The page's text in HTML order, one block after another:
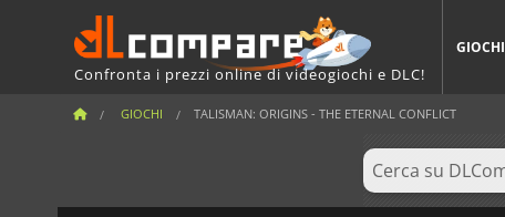
Confronta i prezzi online di videogiochi e DLC!
GIOCHI
GIOCHI TALISMAN: ORIGINS - THE ETERNAL CONFLICT